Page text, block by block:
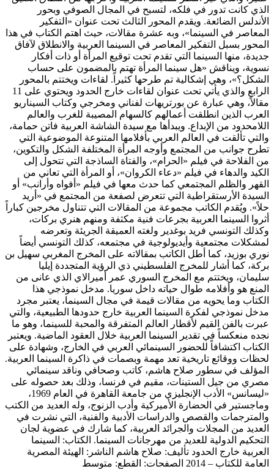
الذي كانت تدور في فلكه، لتسبح في المجال الصوفي وبحور
الأندلس الضائعة. ويقدم المحور الثالث تحت عنوان «التفكير
المعاصر في السينما»، وبه عشرة مقالات، حيث اهتم الكتاب في هذا
المحور بسبل التفكير المعاصر في السينما العربية والانطلاق لآفاق
جديدة، منها السينما التي تقدم تحت توقيع المرأة أو ذات أفكار
نسوية، ويناقش «هل سينما المرأة تهتم بالمضمون على حساب
الشكل؟»، وهي إشكالية تم طرحها كثيراً. لقاءات ويختتم بالمحور
الرابع والذي يأتي تحت عنوان لقاءات خارج الحدود ويحتوي على 11
مقالاً، وهي عبارة عن بورتريهات لفناني ومخرجي وكتاب السيناريو
العرب الذين انطلقت أعمالهم كالسهام المصيبة للغرب والعالم
اللامحدود من الإبداع. ويبدأها مع سيدة الشاشة العربية فاتن حمامة،
والتي تألقت في العالم العربي بأفلامها المتنوعة الموضوعية التي
تطرح جوانب من المجتمع وأوجه المرأة المختلفة الشكل والتكوين،
من الفلاحة في فيلم «الحرام»، والفتاة الساذجة التي تتحول إلى
الكيد والدهاء في فيلم «دعاء الكروان»، أو المرأة التي تعاني من
القهر والظلم المجتمعي كما حدث معها في فيلم «أفواه وأرانب» أو
السيدة الأرستقراطية التي تتعرض لصفعة من المجتمع في «أريد
حلاً». ويُقدم الكاتب مجموعة من المقالات التي تتناول مخرجين كباراً
أثروا السينما العربية بجرعات فنية مكثفة ومنهم هنري بركات،
وكذلك التونسي فريد بوغدير ولغته العميقة الجريئة وتعرضه
لمشكلات مجتمعية وأيديولوجية في مجتمعه، كذلك التونسي أيضاً
نوري بوزيد، كما أطل الكاتب بمقالاته على المخرج المغربي سهيل بن
بركة، كما أشار للمخرج الفلسطيني ذي الرؤية المتجددة إيليا
سليمان، ويختتم مع المخرج السوري عمر أميرالاي الذي عانى من
المنع هو وأفلامه طوال حياته داخل سوريا. مدخل نموذجي هذا
الكتاب وما يحويه من مقالات قيمة في مجال السينما، يعتبر مجرد
مدخل نموذجي لفكرة السينما العربية خارج حدودها الطبيعية، والتي
عبرت بالفن القيم لأقطار العالم المتفرقة والمحبة للسينما، وهو ما
نجده منعكساً في تقدير السينما العربية خلال العقود الماضية. ويعتبر
الكتاب اكتشافاً للحضور السينمائي العربي في الخارج، وشهادة على
لحظات ووقائع تاريخية تعد مهمة وبصمات في ذاكرة السينما العربية.
المؤلف في سطور صلاح هاشم، كاتب وصحافي وناقد سينمائي
مصري من جيل الستينات، مقيم في فرنسا، وذلك بعد حصوله على
«ليسانس» الأدب الإنجليزي من جامعة القاهرة في العام 1969،
وماجستير في الحضارة الأميركية وأدب الزنوج، وله العديد من الكتب
والمترجمات والقصص والدراسات الأدبية والفنية، التي نشرت في
العديد من المجلات والجرائد العربية، كما شارك في عضوية لجان
التحكيم الدولية للعديد من مهرجانات السينما. الكتاب: السينما
العربية خارج الحدود تأليف: صلاح هاشم الناشر: الهيئة المصرية
العامة للكتاب – 2014 الصفحات: القطع: متوسط